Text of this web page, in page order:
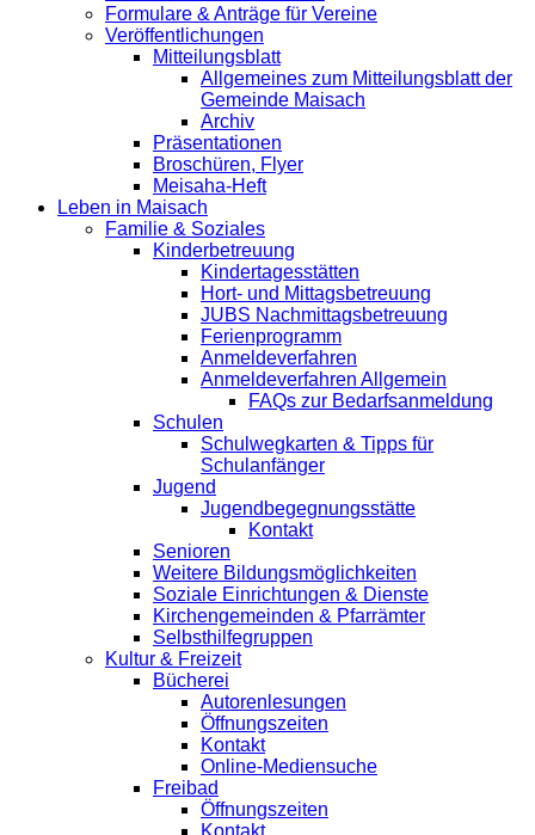
Formulare & Anträge für Vereine
Veröffentlichungen
Mitteilungsblatt
Allgemeines zum Mitteilungsblatt der
Gemeinde Maisach
Archiv
Präsentationen
Broschüren, Flyer
Meisaha-Heft
Leben in Maisach
Familie & Soziales
Kinderbetreuung
Kindertagesstätten
Hort- und Mittagsbetreuung
JUBS Nachmittagsbetreuung
Ferienprogramm
Anmeldeverfahren
Anmeldeverfahren Allgemein
FAQs zur Bedarfsanmeldung
Schulen
Schulwegkarten & Tipps für
Schulanfänger
Jugend
Jugendbegegnungsstätte
Kontakt
Senioren
Weitere Bildungsmöglichkeiten
Soziale Einrichtungen & Dienste
Kirchengemeinden & Pfarrämter
Selbsthilfegruppen
Kultur & Freizeit
Bücherei
Autorenlesungen
Öffnungszeiten
Kontakt
Online-Mediensuche
Freibad
Öffnungszeiten
Kontakt